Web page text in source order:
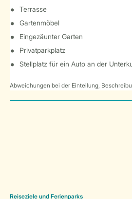
Terrasse
Gartenmöbel
Eingezäunter Garten
Privatparkplatz
Stellplatz für ein Auto an der
Abweichungen bei der Einteilung,
Reiseziele und Ferienparks